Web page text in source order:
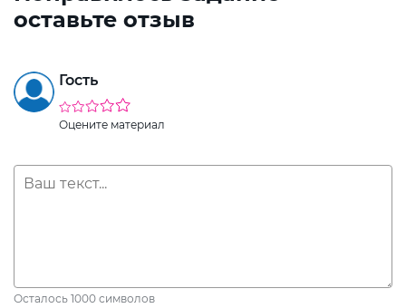
оставьте отзыв
Гость
Оцените материал
Осталось 1000 символов